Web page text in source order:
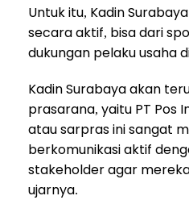
Untuk itu, Kadin
secara aktif, bisa dari
dukungan pelaku usaha
Kadin Surabaya akan
prasarana, yaitu PT Pos
atau sarpras ini sangat
berkomunikasi aktif
stakeholder agar
ujarnya.